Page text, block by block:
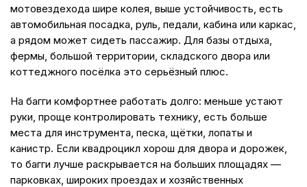
мотовездехода шире колея, выше устойчивость, есть
автомобильная посадка, руль, педали, кабина или каркас,
а рядом может сидеть пассажир. Для базы отдыха,
фермы, большой территории, складского двора или
коттеджного посёлка это серьёзный плюс.
На багги комфортнее работать долго: меньше устают
руки, проще контролировать технику, есть больше
места для инструмента, песка, щётки, лопаты и
канистр. Если квадроцикл хорош для двора и дорожек,
то багги лучше раскрывается на больших площадях —
парковках, широких проездах и хозяйственных